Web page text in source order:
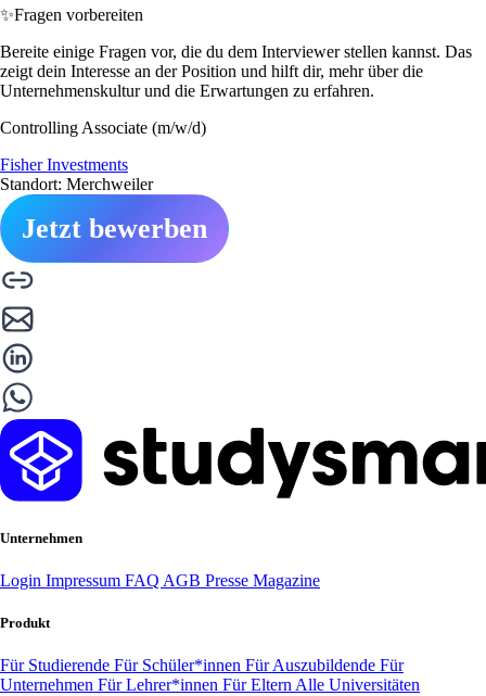
✨Fragen vorbereiten
Bereite einige Fragen vor, die du dem Interviewer stellen kannst. Das
zeigt dein Interesse an der Position und hilft dir, mehr über die
Unternehmenskultur und die Erwartungen zu erfahren.
Controlling Associate (m/w/d)
Fisher Investments
Standort: Merchweiler
Jetzt bewerben
Unternehmen
Login Impressum FAQ AGB Presse Magazine
Produkt
Für Studierende Für Schüler*innen Für Auszubildende Für
Unternehmen Für Lehrer*innen Für Eltern Alle Universitäten